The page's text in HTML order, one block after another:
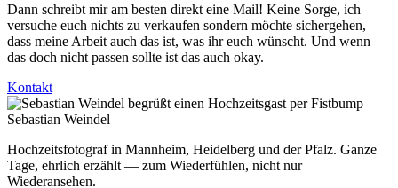
Dann schreibt mir am besten direkt eine Mail! Keine Sorge, ich
versuche euch nichts zu verkaufen sondern möchte sichergehen,
dass meine Arbeit auch das ist, was ihr euch wünscht. Und wenn
das doch nicht passen sollte ist das auch okay.
Kontakt
Sebastian Weindel
Hochzeitsfotograf in Mannheim, Heidelberg und der Pfalz. Ganze
Tage, ehrlich erzählt — zum Wiederfühlen, nicht nur
Wiederansehen.